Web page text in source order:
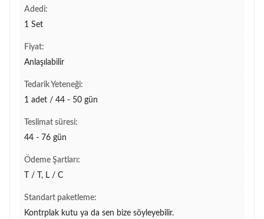
Adedi:
1 Set
Fiyat:
Anlaşılabilir
Tedarik Yeteneği:
1 adet / 44 - 50 gün
Teslimat süresi:
44 - 76 gün
Ödeme Şartları:
T / T, L / C
Standart paketleme:
Kontrplak kutu ya da sen bize söyleyebilir.